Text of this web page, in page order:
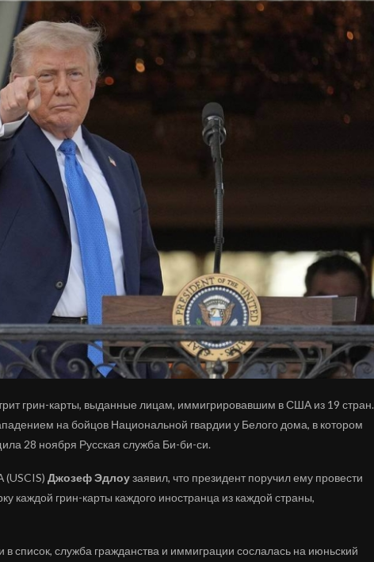
грин-карты, выданные лицам, иммигрировавшим в США из 19 стран.
на бойцов Национальной гвардии у Белого дома, в котором
28 ноября Русская служба Би-би-си.
Джозеф Эдлоузаявил, что президент поручил ему провести
каждой грин-карты каждого иностранца из каждой страны,
список, служба гражданства и иммиграции сослалась на июньский